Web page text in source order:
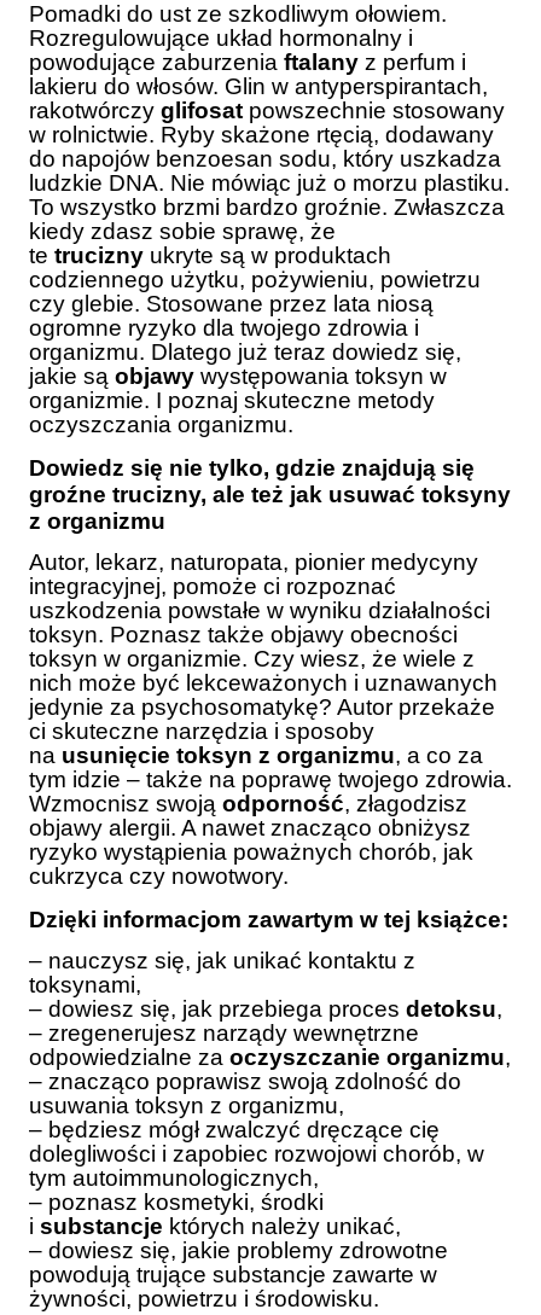
Pomadki do ust ze szkodliwym ołowiem.
Rozregulowujące układ hormonalny i
powodujące zaburzenia ftalany z perfum i
lakieru do włosów. Glin w antyperspirantach,
rakotwórczy glifosat powszechnie stosowany
w rolnictwie. Ryby skażone rtęcią, dodawany
do napojów benzoesan sodu, który uszkadza
ludzkie DNA. Nie mówiąc już o morzu plastiku.
To wszystko brzmi bardzo groźnie. Zwłaszcza
kiedy zdasz sobie sprawę, że
te trucizny ukryte są w produktach
codziennego użytku, pożywieniu, powietrzu
czy glebie. Stosowane przez lata niosą
ogromne ryzyko dla twojego zdrowia i
organizmu. Dlatego już teraz dowiedz się,
jakie są objawy występowania toksyn w
organizmie. I poznaj skuteczne metody
oczyszczania organizmu.
Dowiedz się nie tylko, gdzie znajdują się
groźne trucizny, ale też jak usuwać toksyny
z organizmu
Autor, lekarz, naturopata, pionier medycyny
integracyjnej, pomoże ci rozpoznać
uszkodzenia powstałe w wyniku działalności
toksyn. Poznasz także objawy obecności
toksyn w organizmie. Czy wiesz, że wiele z
nich może być lekceważonych i uznawanych
jedynie za psychosomatykę? Autor przekaże
ci skuteczne narzędzia i sposoby
na usunięcie toksyn z organizmu, a co za
tym idzie – także na poprawę twojego zdrowia.
Wzmocnisz swoją odporność, złagodzisz
objawy alergii. A nawet znacząco obniżysz
ryzyko wystąpienia poważnych chorób, jak
cukrzyca czy nowotwory.
Dzięki informacjom zawartym w tej książce:
– nauczysz się, jak unikać kontaktu z
toksynami,
– dowiesz się, jak przebiega proces detoksu,
– zregenerujesz narządy wewnętrzne
odpowiedzialne za oczyszczanie organizmu,
– znacząco poprawisz swoją zdolność do
usuwania toksyn z organizmu,
– będziesz mógł zwalczyć dręczące cię
dolegliwości i zapobiec rozwojowi chorób, w
tym autoimmunologicznych,
– poznasz kosmetyki, środki
i substancje których należy unikać,
– dowiesz się, jakie problemy zdrowotne
powodują trujące substancje zawarte w
żywności, powietrzu i środowisku.